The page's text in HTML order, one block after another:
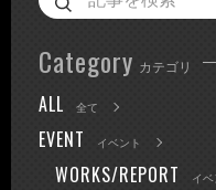
Category カテゴリ
ALL 全て
EVENT イベント
WORKS/REPORT イ